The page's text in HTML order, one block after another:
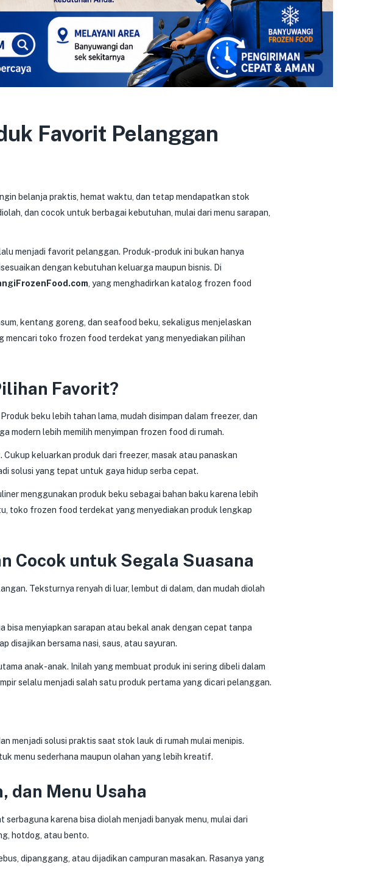
Favorit Pelanggan
belanja praktis, hemat waktu, dan tetap mendapatkan stok
dan cocok untuk berbagai kebutuhan, mulai dari menu sarapan,
menjadi favorit pelanggan. Produk-produk ini bukan hanya
dengan kebutuhan keluarga maupun bisnis. Di
, yang menghadirkan katalog frozen food
kentang goreng, dan seafood beku, sekaligus menjelaskan
mencari toko frozen food terdekat yang menyediakan pilihan
Favorit?
beku lebih tahan lama, mudah disimpan dalam freezer, dan
modern lebih memilih menyimpan frozen food di rumah.
keluarkan produk dari freezer, masak atau panaskan
solusi yang tepat untuk gaya hidup serba cepat.
menggunakan produk beku sebagai bahan baku karena lebih
toko frozen food terdekat yang menyediakan produk lengkap
Cocok untuk Segala Suasana
Teksturnya renyah di luar, lembut di dalam, dan mudah diolah
menyiapkan sarapan atau bekal anak dengan cepat tanpa
disajikan bersama nasi, saus, atau sayuran.
anak-anak. Inilah yang membuat produk ini sering dibeli dalam
selalu menjadi salah satu produk pertama yang dicari pelanggan.
menjadi solusi praktis saat stok lauk di rumah mulai menipis.
menu sederhana maupun olahan yang lebih kreatif.
dan Menu Usaha
karena bisa diolah menjadi banyak menu, mulai dari
hotdog, atau bento.
dipanggang, atau dijadikan campuran masakan. Rasanya yang